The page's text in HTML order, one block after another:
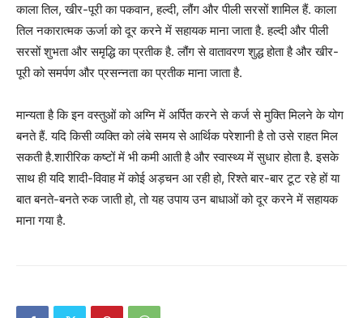
काला तिल, खीर-पूरी का पकवान, हल्दी, लौंग और पीली सरसों शामिल हैं. काला
तिल नकारात्मक ऊर्जा को दूर करने में सहायक माना जाता है. हल्दी और पीली
सरसों शुभता और समृद्धि का प्रतीक है. लौंग से वातावरण शुद्ध होता है और खीर-
पूरी को समर्पण और प्रसन्नता का प्रतीक माना जाता है.
मान्यता है कि इन वस्तुओं को अग्नि में अर्पित करने से कर्ज से मुक्ति मिलने के योग
बनते हैं. यदि किसी व्यक्ति को लंबे समय से आर्थिक परेशानी है तो उसे राहत मिल
सकती है.शारीरिक कष्टों में भी कमी आती है और स्वास्थ्य में सुधार होता है. इसके
साथ ही यदि शादी-विवाह में कोई अड़चन आ रही हो, रिश्ते बार-बार टूट रहे हों या
बात बनते-बनते रुक जाती हो, तो यह उपाय उन बाधाओं को दूर करने में सहायक
माना गया है.